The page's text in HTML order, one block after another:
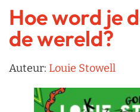
Hoe word je
de wereld?
Auteur: Louie Stowell